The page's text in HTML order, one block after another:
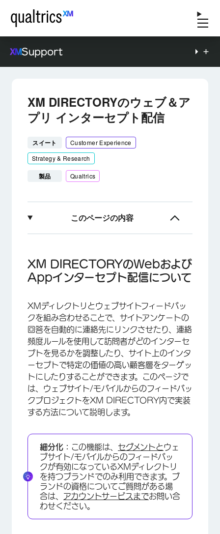
Support
XM DIRECTORYのウェブ＆ア
プリ インターセプト配信
スイート
Customer Experience
Strategy & Research
製品 Qualtrics
このページの内容
XM Directoryでのウェブサイト/モバイルから
のフィードバック配信の作成
XM DIRECTORYでのウェブサイトとアプリの
インターセプト配信のマネージャー
ウェブサイト/モバイルからのフィードバックを知
る
XM DIRECTORYのWebおよび
Appインターセプト配信について
XMディレクトリとウェブサイトフィードバッ
クを組み合わせることで、サイトアンケートの
回答を自動的に連絡先にリンクさせたり、連絡
頻度ルールを使用して訪問者がどのインターセ
プトを見るかを調整したり、サイト上のインタ
ーセプトで特定の価値の高い顧客層をターゲッ
トにしたりすることができます。このページで
は、ウェブサイト/モバイルからのフィードバッ
クプロジェクトをXM DIRECTORY内で実装
する方法について説明します。
細分化： この機能は、 セグメントとウェ
ブサイト/モバイルからのフィードバッ
クが有効になっているXMディレクトリ
を持つブランドでのみ利用できます。ブ
ランドの資格についてご質問がある場
合は、 アカウントサービスまでお問い合
わせください。